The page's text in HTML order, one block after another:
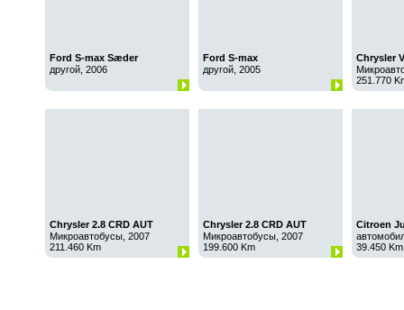
Ford S-max Sæder
другой, 2006
Ford S-max
другой, 2005
Chrysler
251.770
Chrysler 2.8 CRD AUT
Микроавтобусы, 2007
211.460 Km
Chrysler 2.8 CRD AUT
Микроавтобусы, 2007
199.600 Km
Citroen
39.450 Km